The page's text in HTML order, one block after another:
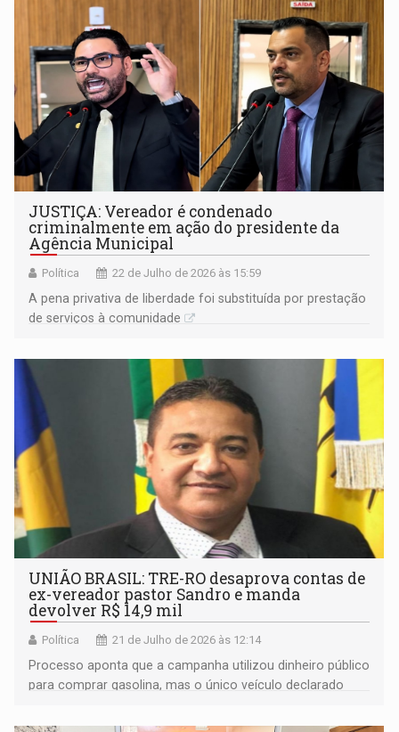
JUSTIÇA: Vereador é condenado
criminalmente em ação do presidente da
Agência Municipal
Política 22 de Julho de 2026 às 15:59
A pena privativa de liberdade foi substituída por prestação
de serviços à comunidade
UNIÃO BRASIL: TRE-RO desaprova contas de
ex-vereador pastor Sandro e manda
devolver R$ 14,9 mil
Política 21 de Julho de 2026 às 12:14
Processo aponta que a campanha utilizou dinheiro público
para comprar gasolina, mas o único veículo declarado
diesel